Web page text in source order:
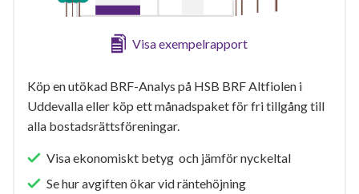
Visa exempelrapport
Köp en utökad BRF-Analys på HSB BRF Altfiolen i
Uddevalla eller köp ett månadspaket för fri tillgång till
alla bostadsrättsföreningar.
Visa ekonomiskt betyg och jämför nyckeltal
Se hur avgiften ökar vid räntehöjning